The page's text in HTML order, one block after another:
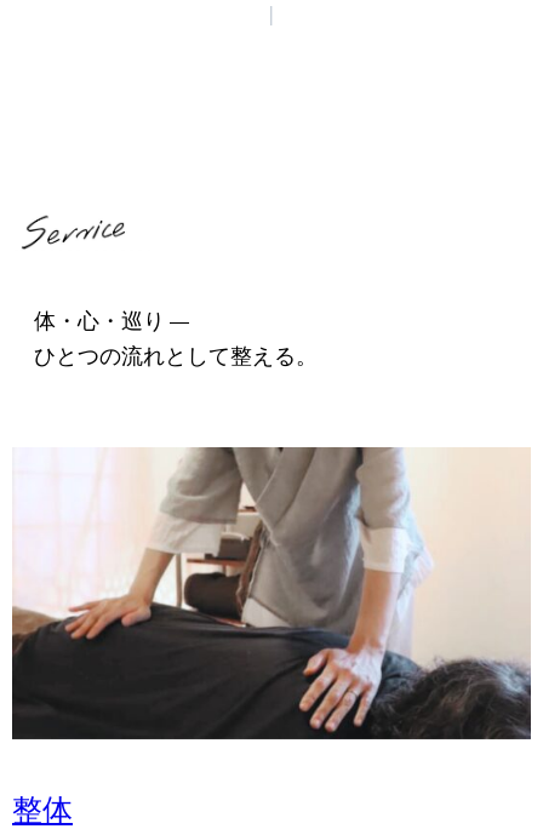
|
体・心・巡り ―
ひとつの流れとして整える。
整体